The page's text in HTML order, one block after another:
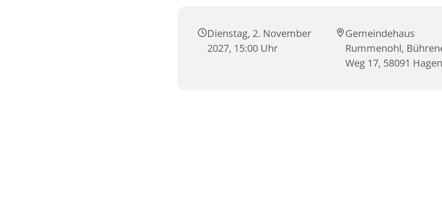
Dienstag, 2. November
2027, 15:00 Uhr
Gemeindehaus
Rummenohl,
Weg 17, 58091 Hagen